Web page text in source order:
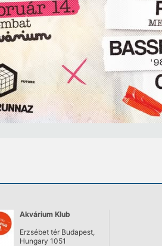
Akvárium Klub
Erzsébet tér Budapest,
Hungary 1051